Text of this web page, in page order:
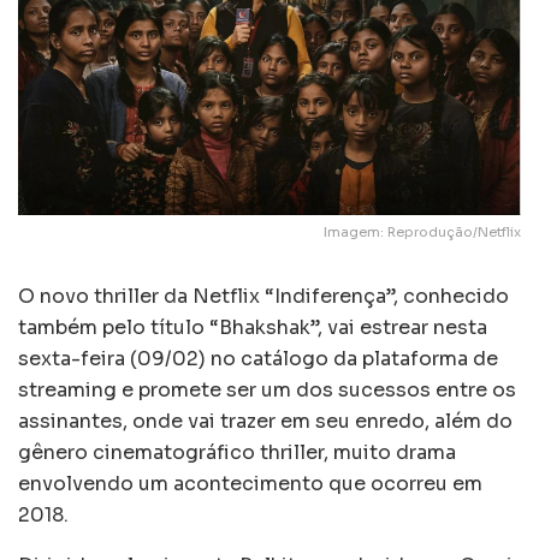
Imagem: Reprodução/Netflix
O novo thriller da Netflix “Indiferença”, conhecido
também pelo título “Bhakshak”, vai estrear nesta
sexta-feira (09/02) no catálogo da plataforma de
streaming e promete ser um dos sucessos entre os
assinantes, onde vai trazer em seu enredo, além do
gênero cinematográfico thriller, muito drama
envolvendo um acontecimento que ocorreu em
2018.